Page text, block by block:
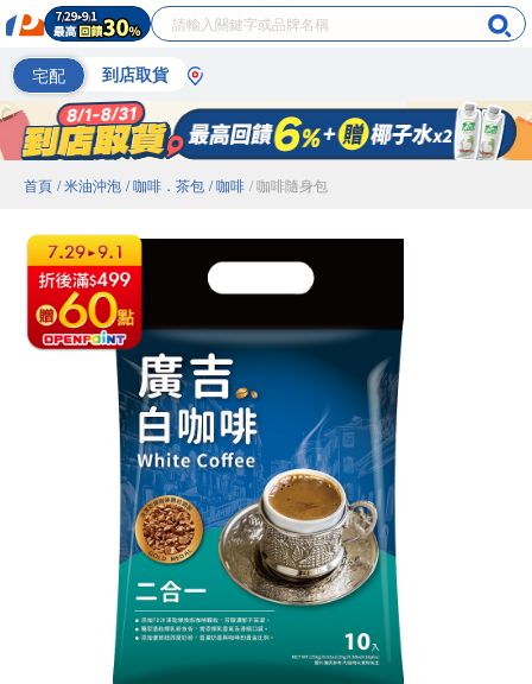
宅配 到店取貨
首頁 / 米油沖泡 / 咖啡．茶包 / 咖啡 / 咖啡隨身包